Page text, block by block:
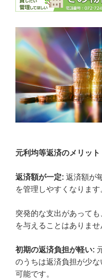
元利均等返済のメリット
返済額が一定: 返済額が
を管理しやすくなります
突発的な支出があって
を与えることはありませ
初期の返済負担が軽い:
のうちは返済負担が少
可能です。